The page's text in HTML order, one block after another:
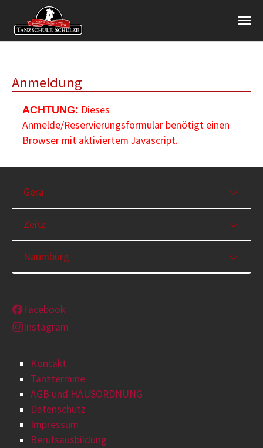
Anmeldung
ACHTUNG: Dieses
Anmelde/Reservierungsformular benötigt einen
Browser mit aktiviertem Javascript.
Gera
Zeitz
Naumburg
Facebook
Instagram
Kontakt
Tanztermine
AGB und HAUSORDNUNG
Datenschutz
Impressum
Berufsausbildung